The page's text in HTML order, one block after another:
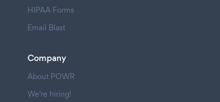
HIPAA Forms
Email Blast
Company
About POWR
We're hiring!